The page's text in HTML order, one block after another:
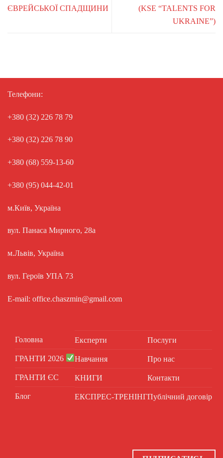
ЄВРЕЙСЬКОЇ СПАДЩИНИ
(KSE “TALENTS FOR
UKRAINE”)
Телефони:
+380 (32) 226 78 79
+380 (32) 226 78 90
+380 (68) 559-13-60
+380 (95) 044-42-01
м.Київ, Україна
вул. Панаса Мирного, 28а
м.Львів, Україна
вул. Героїв УПА 73
E-mail: office.chaszmin@gmail.com
Головна
ГРАНТИ 2026
ГРАНТИ ЄС
Блог
Експерти
Навчання
КНИГИ
ЕКСПРЕС-ТРЕНІНГ
Послуги
Про нас
Контакти
Публічний договір